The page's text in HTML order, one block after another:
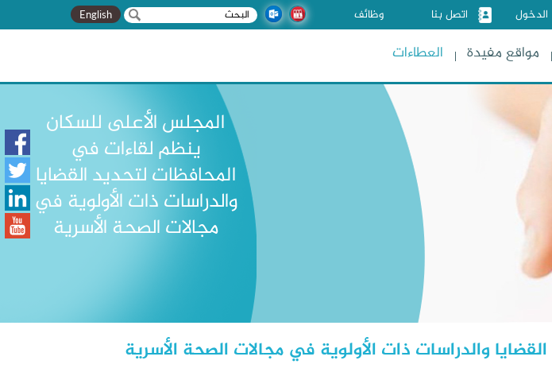
الدخول اتصل بنا وظائف استمارة البحث
‏بحث ‏ English
مواقع مفيدة العطاءات
المجلس الأعلى للسكان
ينظم لقاءات في
المحافظات لتحديد القضايا
والدراسات ذات الأولوية في
مجالات الصحة الأسرية
والدراسات ذات الأولوية في مجالات الصحة الأسرية